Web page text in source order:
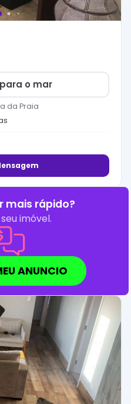
o mar
da Praia
s
mais rápido?
imóvel.
ANUNCIO